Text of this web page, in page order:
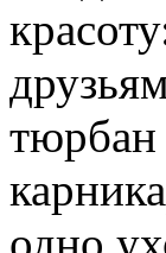
тюрбан
одно